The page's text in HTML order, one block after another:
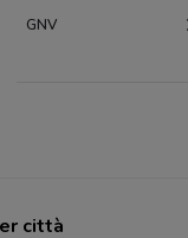
GNV
città